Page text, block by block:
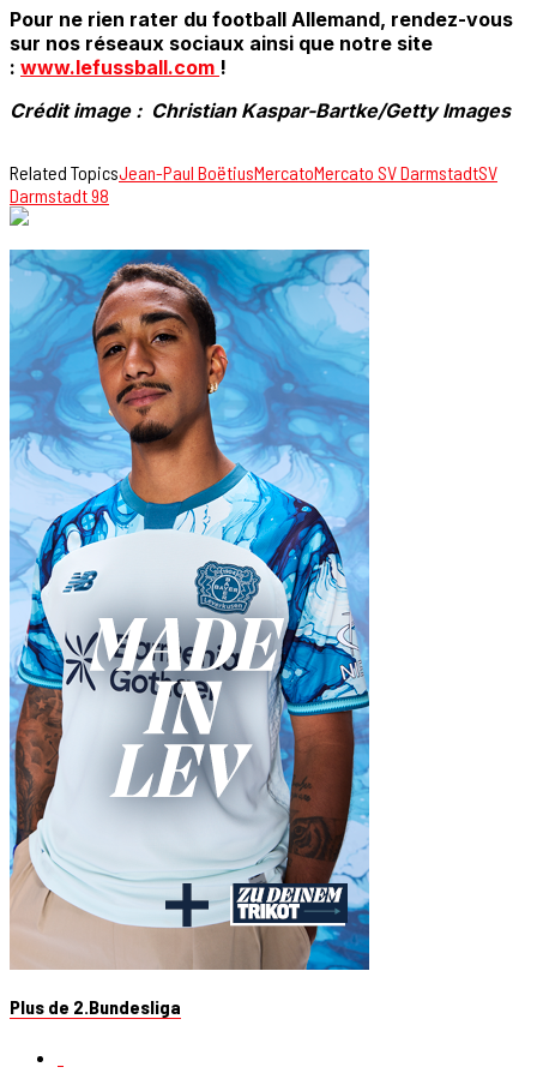
Pour ne rien rater du football Allemand, rendez-vous
sur nos réseaux sociaux ainsi que notre site
: www.lefussball.com !
Crédit image : Christian Kaspar-Bartke/Getty Images
Related TopicsJean-Paul BoëtiusMercatoMercato SV DarmstadtSV
Darmstadt 98
Plus de 2.Bundesliga